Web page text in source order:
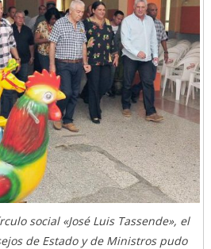
social «José Luis Tassende», el
de Estado y de Ministros pudo